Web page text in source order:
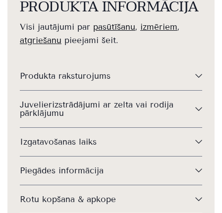
PRODUKTA INFORMĀCIJA
Visi jautājumi par pasūtīšanu, izmēriem,
atgriešanu pieejami šeit.
Produkta raksturojums
Juvelierizstrādājumi ar zelta vai rodija
pārklājumu
Izgatavošanas laiks
Piegādes informācija
Rotu kopšana & apkope